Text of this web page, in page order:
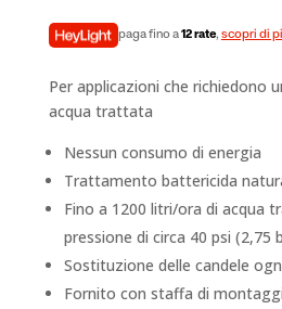
paga fino a12 rate, scopri di
Per applicazioni che richiedono
acqua trattata
Nessun consumo di energia
Trattamento battericida
Fino a 1200 litri/ora di acqua
pressione di circa 40 psi (2,75
Sostituzione delle candele
Fornito con staffa di